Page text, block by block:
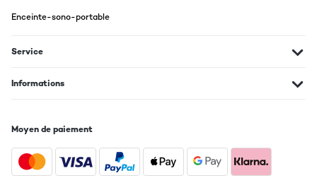
sehr zufrieden. Klangqualität zufriedenstellend. Sender
Amazon-Benutzer
Enceinte-sono-portable
Service
Informations
Moyen de paiement